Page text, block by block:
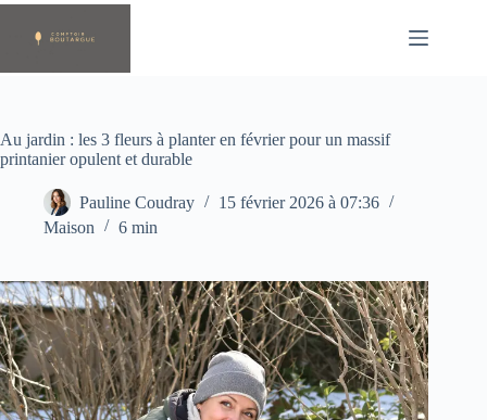
Passer
contenu
Au jardin : les 3 fleurs à planter en février pour un massif
printanier opulent et durable
Pauline Coudray
15 février 2026 à 07:36
Maison
6 min